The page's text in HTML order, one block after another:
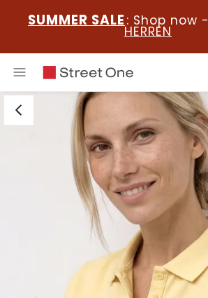
SUMMER SALE : Shop now -
HERREN